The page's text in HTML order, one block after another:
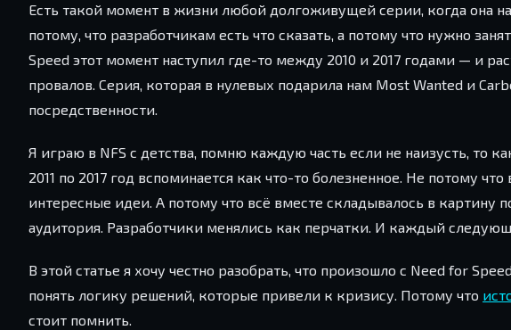
Есть такой момент в жизни любой долгоживущей серии, когда она
потому, что разработчикам есть что сказать, а потому что нужно
Speed этот момент наступил где-то между 2010 и 2017 годами — и
провалов. Серия, которая в нулевых подарила нам Most Wanted и
посредственности.
Я играю в NFS с детства, помню каждую часть если не наизусть, то
2011 по 2017 год вспоминается как что-то болезненное. Не потому
интересные идеи. А потому что всё вместе складывалось в картину
аудитория. Разработчики менялись как перчатки. И каждый
В этой статье я хочу честно разобрать, что произошло с Need for
понять логику решений, которые привели к кризису. Потому что
стоит помнить.